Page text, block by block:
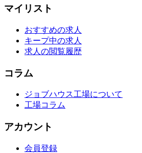
マイリスト
おすすめの求人
キープ中の求人
求人の閲覧履歴
コラム
ジョブハウス工場について
工場コラム
アカウント
会員登録